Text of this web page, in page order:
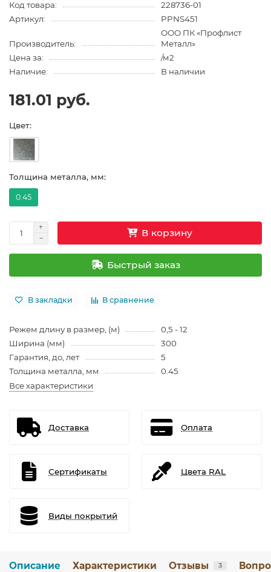
Код товара:
228736-01
Артикул:
PPNS451
Производитель:
ООО ПК «Профлист
Металл»
Цена за:
/м2
Наличие:
В наличии
181.01 руб.
Цвет:
Толщина металла, мм:
0.45
В корзину
Быстрый заказ
В закладки В сравнение
Режем длину в размер, (м)
0,5 - 12
Ширина (мм)
300
Гарантия, до, лет
5
Толщина металла, мм
0.45
Все характеристики
Доставка Оплата
Сертификаты Цвета RAL
Виды покрытий
Описание Характеристики Отзывы 3